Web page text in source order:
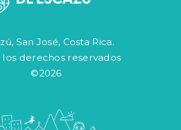
San José, Costa Rica.
los derechos reservados
©2026